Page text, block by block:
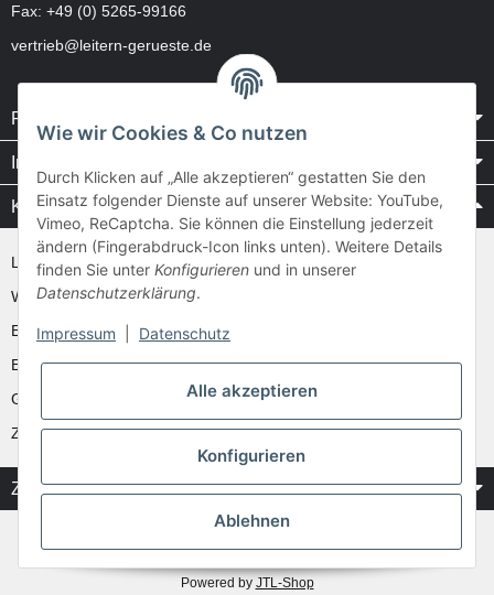
Fax: +49 (0) 5265-99166
vertrieb@leitern-gerueste.de
Rechtliches
Informationen
Kataloge / Videos
Layher Videos und Downloads
WAKÜ
Ernst
Euroline
Günzburger
Zarges
Zahlung & Versand
* Alle Preise inkl. gesetzlicher USt.
** gilt für Vorkasse Banküberweisung und Lastschrifteinzug, zzgl.Versand
Powered by JTL-Shop
Wie wir Cookies & Co nutzen
Durch Klicken auf „Alle akzeptieren“ gestatten Sie den
Einsatz folgender Dienste auf unserer Website: YouTube,
Vimeo, ReCaptcha. Sie können die Einstellung jederzeit
ändern (Fingerabdruck-Icon links unten). Weitere Details
finden Sie unter Konfigurieren und in unserer
Datenschutzerklärung.
Impressum Datenschutz
Alle akzeptieren
Konfigurieren
Ablehnen